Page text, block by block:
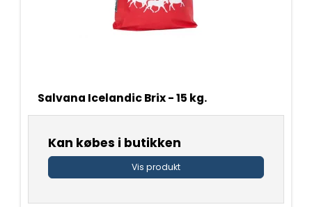
Salvana Icelandic Brix - 15 kg.
Kan købes i butikken
Vis produkt